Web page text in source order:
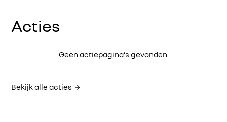
Acties
Geen actiepagina’s gevonden.
Bekijk alle acties